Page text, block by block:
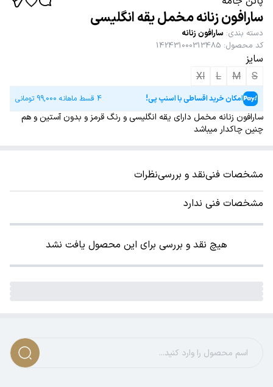
سارافون زنانه مخمل یقه انگلیسی
دسته بندی: سارافون زنانه
کد محصول:
142431000313485
سایز
S
M
L
Xl
امکان خرید اقساطی با اسنپ پی! 4 قسط ماهانه 99,000 تومانی
سارافون زنانه مخمل دارای یقه انگلیسی و رنگ قرمز و بدون آستین و هم
چنین چاکدار میباشد
مشخصات فنینقد و بررسینظرات
مشخصات فنی ندارد
هیچ نقد و بررسی برای این محصول یافت نشد